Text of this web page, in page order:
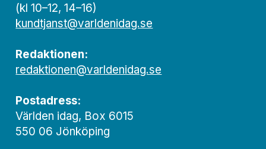
(kl 10–12, 14–16)
kundtjanst@varldenidag.se
Redaktionen:
redaktionen@varldenidag.se
Postadress:
Världen idag, Box 6015
550 06 Jönköping